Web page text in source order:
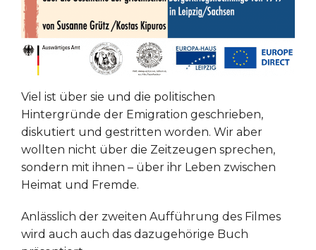
Viel ist über sie und die politischen
Hintergründe der Emigration geschrieben,
diskutiert und gestritten worden. Wir aber
wollten nicht über die Zeitzeugen sprechen,
sondern mit ihnen – über ihr Leben zwischen
Heimat und Fremde.
Anlässlich der zweiten Aufführung des Filmes
wird auch auch das dazugehörige Buch